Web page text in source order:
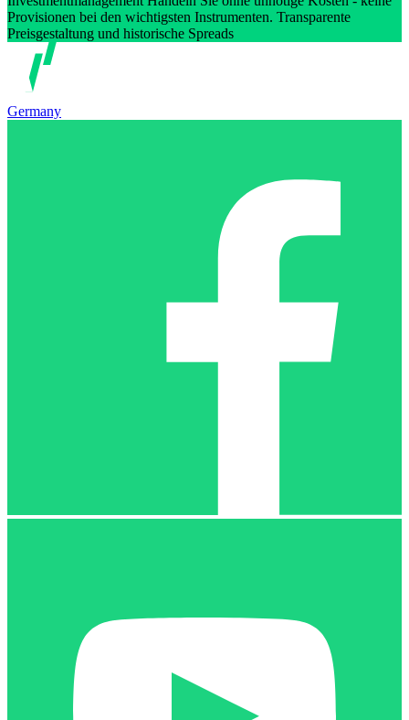
Provisionen bei den wichtigsten Instrumenten. Transparente
Preisgestaltung und historische Spreads
Germany